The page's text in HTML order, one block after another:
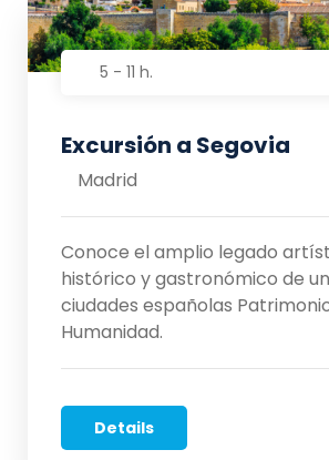
5 - 11 h.
Excursión a Segovia
Madrid
Conoce el amplio legado
histórico y gastronómico de
ciudades españolas
Humanidad.
Details